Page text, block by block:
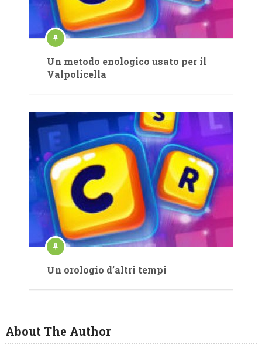
Un metodo enologico usato per il
Valpolicella
Un orologio d’altri tempi
About The Author